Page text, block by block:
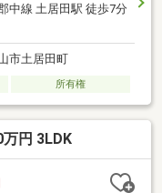
中線 土居田駅 徒歩7分
市土居田町
所有権
円 3LDK